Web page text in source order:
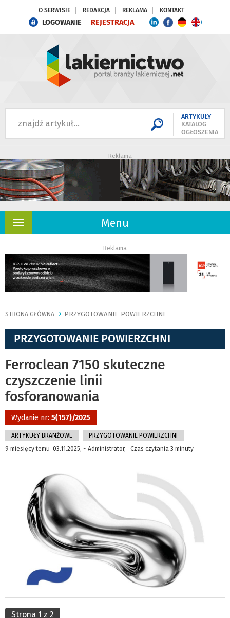
O SERWISIE REDAKCJA REKLAMA KONTAKT
LOGOWANIE REJESTRACJA
ARTYKUŁY
KATALOG
OGŁOSZENIA
Reklama
Menu
Rozwiń
Reklama
STRONA GŁÓWNA PRZYGOTOWANIE POWIERZCHNI
PRZYGOTOWANIE POWIERZCHNI
Ferroclean 7150 skuteczne
czyszczenie linii
fosforanowania
Wydanie nr: 5(157)/2025
ARTYKUŁY BRANŻOWE
PRZYGOTOWANIE POWIERZCHNI
9 miesięcy temu 03.11.2025, ~ Administrator, Czas czytania 3 minuty
Strona 1 z 2